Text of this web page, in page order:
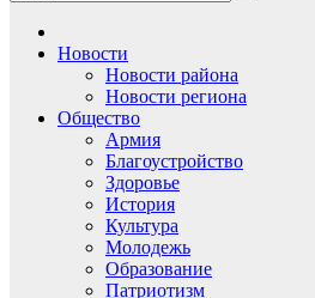
Новости
Новости района
Новости региона
Общество
Армия
Благоустройство
Здоровье
История
Культура
Молодежь
Образование
Патриотизм